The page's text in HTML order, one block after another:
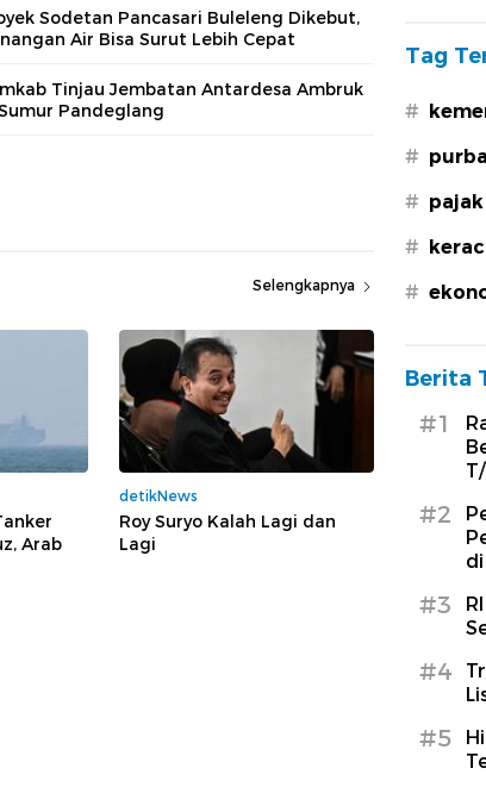
Sodetan Pancasari Buleleng Dikebut,
Air Bisa Surut Lebih Cepat
Tinjau Jembatan Antardesa Ambruk
Pandeglang
Selengkapnya
Arab
detikNews
Roy Suryo Kalah Lagi dan
Lagi
Tag
#
#
#
#
#
Berita
#1
#2
#3
#4
#5